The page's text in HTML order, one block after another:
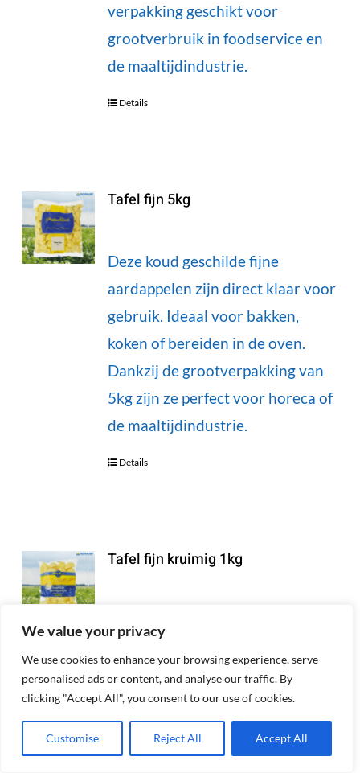
We value your privacy
We use cookies to enhance your browsing experience, serve
personalised ads or content, and analyse our traffic. By
clicking "Accept All", you consent to our use of cookies.
Customise Reject All Accept All
verpakking geschikt voor
grootverbruik in foodservice en
de maaltijdindustrie.
Details
Tafel fijn 5kg
Deze koud geschilde fijne
aardappelen zijn direct klaar voor
gebruik. Ideaal voor bakken,
koken of bereiden in de oven.
Dankzij de grootverpakking van
5kg zijn ze perfect voor horeca of
de maaltijdindustrie.
Details
Tafel fijn kruimig 1kg
toepassingen in de keuken. Ze zijn
direct klaar voor gebruik,
waardoor u tijd bespaart bij de
bereiding. Ideaal voor puree,